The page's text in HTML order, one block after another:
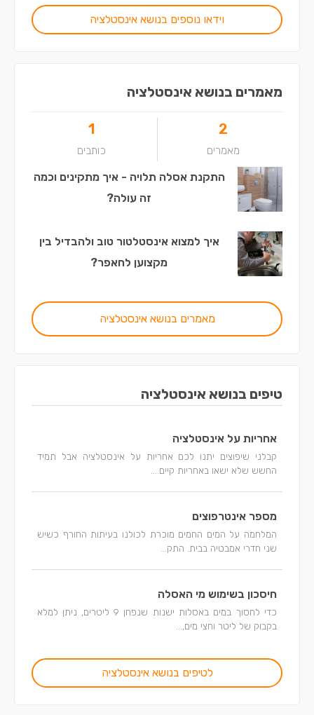
וידאו נוספים בנושא אינסטלציה
מאמרים בנושא אינסטלציה
2
מאמרים
1
כותבים
התקנת אסלה תלויה - איך מתקינים וכמה
זה עולה?
איך למצוא אינסטלטור טוב ולהבדיל בין
מקצוען לחאפר?
מאמרים בנושא אינסטלציה
טיפים בנושא אינסטלציה
אחריות על אינסטלציה
קבלני שיפוצים יתנו לכם אחריות על אינסטלציה אבל תמיד
החשש שלא ישאו באחריות קיים....
מספר אינטרפוצים
המלחמה על המים החמים מוכרת לכולנו בעיתות החורף כשיש
שני חדרי אמבטיה בבית. התק...
חיסכון בשימוש מי האסלה
כדי לחסוך במים באסלות ישנות שנפחן 9 ליטרים, ניתן למלא
בקבוק של ליטר וחצי מים,...
לטיפים בנושא אינסטלציה